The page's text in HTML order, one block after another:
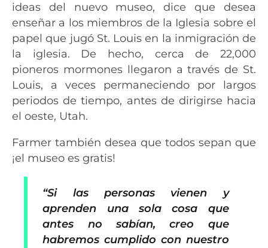
ideas del nuevo museo, dice que desea
enseñar a los miembros de la Iglesia sobre el
papel que jugó St. Louis en la inmigración de
la iglesia. De hecho, cerca de 22,000
pioneros mormones llegaron a través de St.
Louis, a veces permaneciendo por largos
periodos de tiempo, antes de dirigirse hacia
el oeste, Utah.
Farmer también desea que todos sepan que
¡el museo es gratis!
“Si las personas vienen y
aprenden una sola cosa que
antes no sabían, creo que
habremos cumplido con nuestro